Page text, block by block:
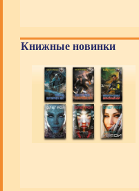
Книжные новинки